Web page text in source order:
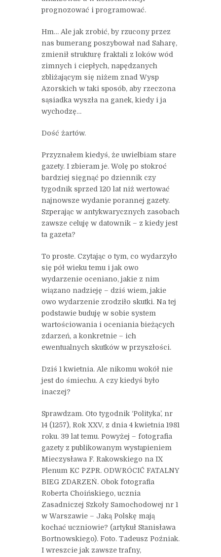
prognozować i programować.
Hm… Ale jak zrobić, by rzucony przez
nas bumerang poszybował nad Saharę,
zmienił strukturę fraktali z loków wód
zimnych i ciepłych, napędzanych
zbliżającym się niżem znad Wysp
Azorskich w taki sposób, aby rzeczona
sąsiadka wyszła na ganek, kiedy i ja
wychodzę…
Dość żartów.
Przyznałem kiedyś, że uwielbiam stare
gazety. I zbieram je. Wolę po stokroć
bardziej sięgnąć po dziennik czy
tygodnik sprzed 120 lat niż wertować
najnowsze wydanie porannej gazety.
Szperając w antykwarycznych zasobach
zawsze celuję w datownik – z kiedy jest
ta gazeta?
To proste. Czytając o tym, co wydarzyło
się pół wieku temu i jak owo
wydarzenie oceniano, jakie z nim
wiązano nadzieję – dziś wiem, jakie
owo wydarzenie zrodziło skutki. Na tej
podstawie buduję w sobie system
wartościowania i oceniania bieżących
zdarzeń, a konkretnie – ich
ewentualnych skutków w przyszłości.
Dziś 1 kwietnia. Ale nikomu wokół nie
jest do śmiechu. A czy kiedyś było
inaczej?
Sprawdzam. Oto tygodnik ‘Polityka’, nr
14 (1257), Rok XXV, z dnia 4 kwietnia 1981
roku. 39 lat temu. Powyżej – fotografia
gazety z publikowanym wystąpieniem
Mieczysława F. Rakowskiego na IX
Plenum KC PZPR. ODWRÓCIĆ FATALNY
BIEG ZDARZEŃ. Obok fotografia
Roberta Choińskiego, ucznia
Zasadniczej Szkoły Samochodowej nr 1
w Warszawie – Jaką Polskę mają
kochać uczniowie? (artykuł Stanisława
Bortnowskiego). Foto. Tadeusz Poźniak.
I wreszcie jak zawsze trafny,